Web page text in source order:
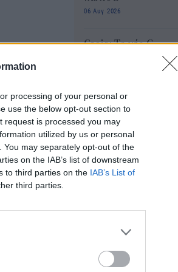
processing of your personal or
use the below opt-out section to
request is processed you may
utilized by us or personal
may separately opt-out of the
on the IAB’s list of downstream
to third parties on the IAB’s List of
third parties.
στο 1%
06 Αυγ 2026
Casio: Το νέο G-
SHOCK Pokémon για
06 Αυγ 2026
Διορισμοί
εκπαιδευτικών 2026:
Πότε βγαίνουν τα
ονόματα και τι
ΑΣΕΠ 6Κ/2026:
Τελευταία μέρα για
315 μόνιμες